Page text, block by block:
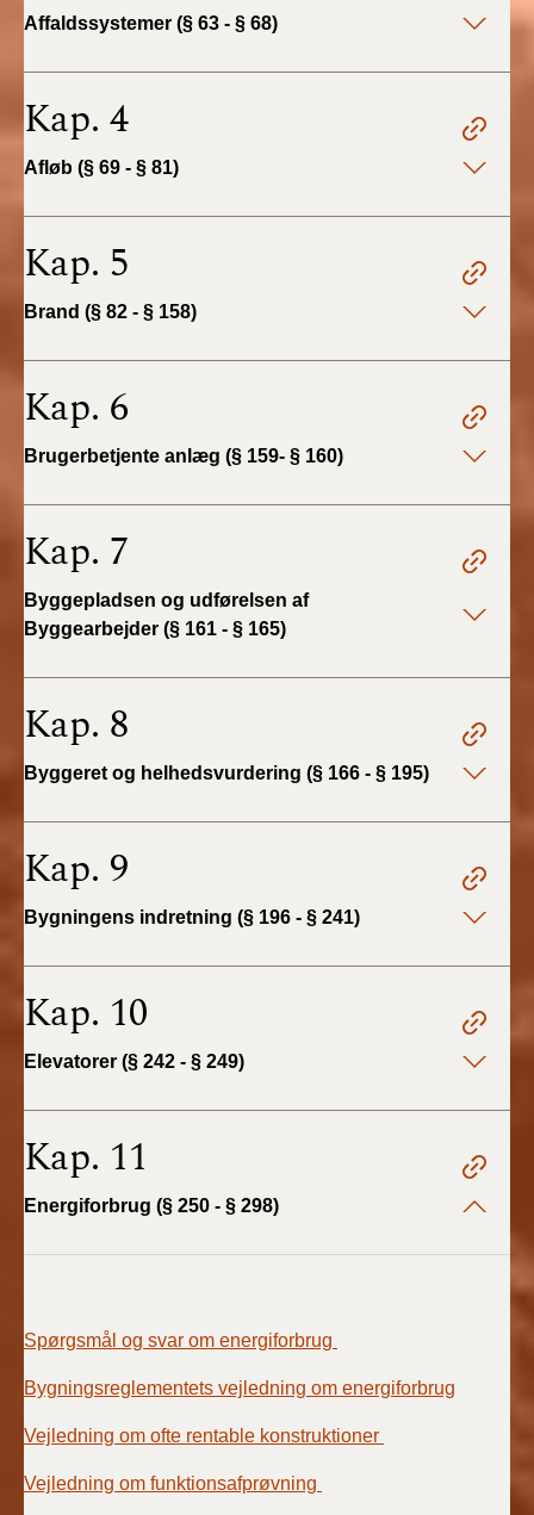
2022)
BR18 (1/1 - 30/6
BR18 (29/6 - 31/12
2021)
2021)
BR18 (1/7-31/12
BR18 (10/3-30/6
2020)
BR18 (4/7-31/12
2019)
BR18 (1/1-4/7 2019)
2018)
BR18 (1/1-30/6
BR15 (2015-2018)
Tidligere BR (1961-
Affaldssystemer (§ 63 - § 68)
Kap. 4
Afløb (§ 69 - § 81)
Kap. 5
Brand (§ 82 - § 158)
Kap. 6
Brugerbetjente anlæg (§ 159- § 160)
Kap. 7
Byggepladsen og udførelsen af
Byggearbejder (§ 161 - § 165)
Kap. 8
Byggeret og helhedsvurdering (§ 166 - § 195)
Kap. 9
Bygningens indretning (§ 196 - § 241)
Kap. 10
Elevatorer (§ 242 - § 249)
Kap. 11
Energiforbrug (§ 250 - § 298)
Spørgsmål og svar om energiforbrug
Bygningsreglementets vejledning om energiforbrug
Vejledning om ofte rentable konstruktioner
Vejledning om funktionsafprøvning